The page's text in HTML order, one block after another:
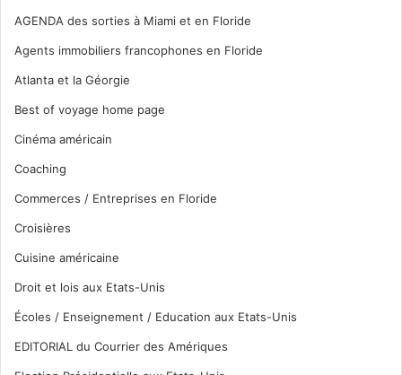
AGENDA des sorties à Miami et en Floride
Agents immobiliers francophones en Floride
Atlanta et la Géorgie
Best of voyage home page
Cinéma américain
Coaching
Commerces / Entreprises en Floride
Croisières
Cuisine américaine
Droit et lois aux Etats-Unis
Écoles / Enseignement / Education aux Etats-Unis
EDITORIAL du Courrier des Amériques